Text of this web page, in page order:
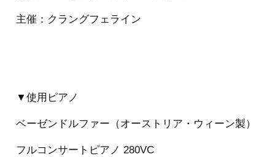
主催：クラングフェライン
▼使用ピアノ
ベーゼンドルファー（オーストリア・ウィーン製）
フルコンサートピアノ 280VC